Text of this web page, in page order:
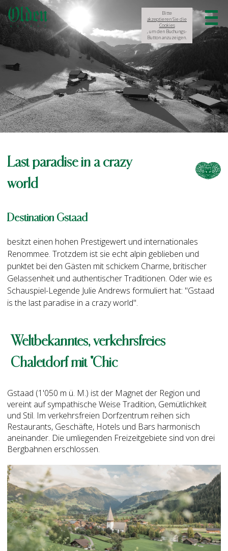
Bitte
akzeptieren Sie die
Cookies
, um den Buchungs-
Button anzuzeigen.
Last paradise in a crazy
world
Destination Gstaad
besitzt einen hohen Prestigewert und internationales
Renommee. Trotzdem ist sie echt alpin geblieben und
punktet bei den Gästen mit schickem Charme, britischer
Gelassenheit und authentischer Traditionen. Oder wie es
Schauspiel-Legende Julie Andrews formuliert hat: "Gstaad
is the last paradise in a crazy world".
Gstaad (1'050 m ü. M.) ist der Magnet der Region und
vereint auf sympathische Weise Tradition, Gemütlichkeit
und Stil. Im verkehrsfreien Dorfzentrum reihen sich
Restaurants, Geschäfte, Hotels und Bars harmonisch
aneinander. Die umliegenden Freizeitgebiete sind von drei
Bergbahnen erschlossen.
Weltbekanntes, verkehrsfreies
Chaletdorf mit "Chic